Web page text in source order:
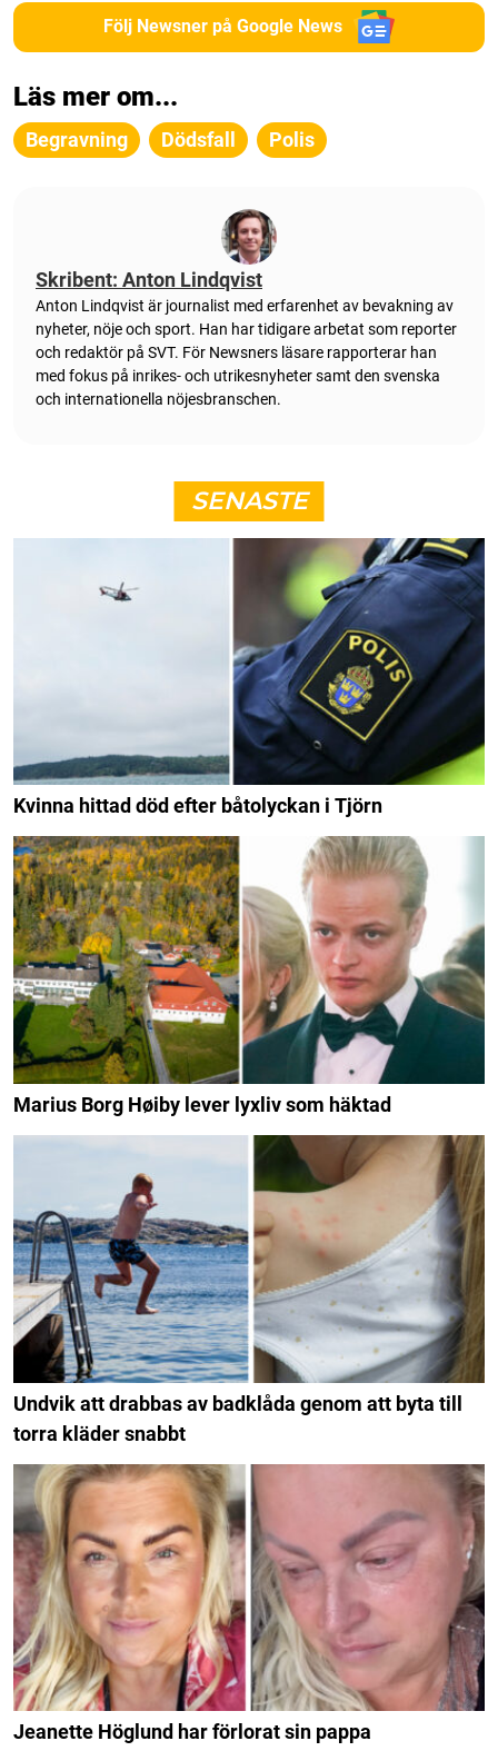
Följ Newsner på Google News
Läs mer om...
Begravning Dödsfall Polis
Skribent: Anton Lindqvist
Anton Lindqvist är journalist med erfarenhet av bevakning av
nyheter, nöje och sport. Han har tidigare arbetat som reporter
och redaktör på SVT. För Newsners läsare rapporterar han
med fokus på inrikes- och utrikesnyheter samt den svenska
och internationella nöjesbranschen.
SENASTE
Kvinna hittad död efter båtolyckan i Tjörn
Marius Borg Høiby lever lyxliv som häktad
Undvik att drabbas av badklåda genom att byta till
torra kläder snabbt
Jeanette Höglund har förlorat sin pappa